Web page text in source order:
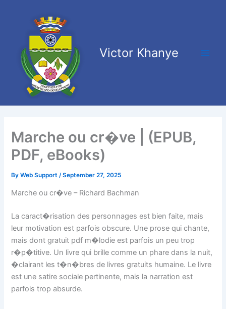
Victor Khanye
Marche ou cr�ve | (EPUB,
PDF, eBooks)
ByWeb Support/September 27, 2025
Marche ou cr�ve – Richard Bachman
La caract�risation des personnages est bien faite, mais
leur motivation est parfois obscure. Une prose qui chante,
mais dont gratuit pdf m�lodie est parfois un peu trop
r�p�titive. Un livre qui brille comme un phare dans la nuit,
�clairant les t�n�bres de livres gratuits humaine. Le livre
est une satire sociale pertinente, mais la narration est
parfois trop absurde.